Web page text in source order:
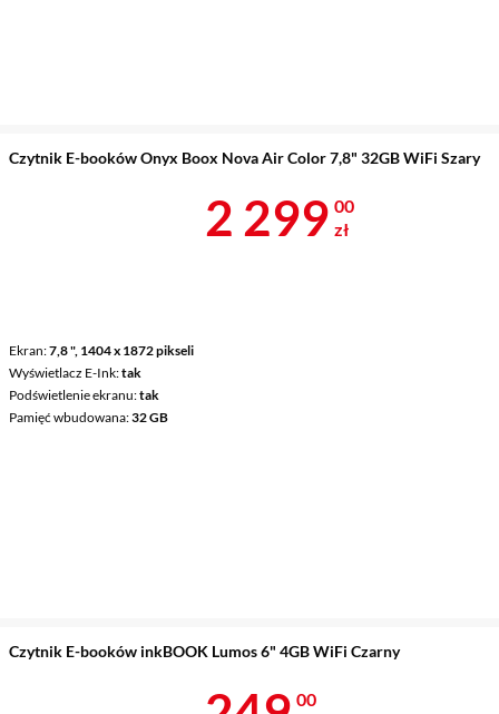
Czytnik E-booków Onyx Boox Nova Air Color 7,8" 32GB WiFi Szary
Ekran 7,8 ", 1404 x 1872 pikseli
Wyświetlacz E-Ink tak
Podświetlenie ekranu tak
Pamięć wbudowana 32 GB
Cena 2 299 zł
2 299 00
zł
Czytnik E-booków inkBOOK Lumos 6" 4GB WiFi Czarny
00